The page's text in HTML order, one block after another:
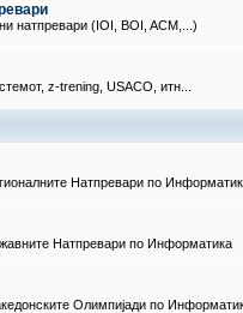
натпревари (IOI, BOI, ACM,...)
z-trening, USACO, итн...
Натпревари по
Натпревари по Информатика
Олимпијади по